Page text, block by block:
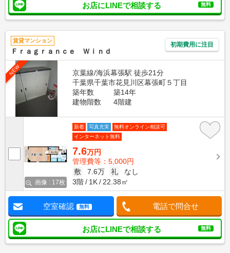
お店にLINEで相談する 無料
賃貸マンション
Ｆｒａｇｒａｎｃｅ Ｗｉｎｄ
初期費用に注目
NEW
京葉線/海浜幕張駅 徒歩21分
千葉県千葉市花見川区幕張町５丁目
築年数
築14年
建物階数
4階建
画像 : 17枚
新着 写真充実
無料オンライン相談可
インターネット無料
7.6万円
管理費等：5,000円
敷
7.6万 礼
なし
3階
1K 22.38㎡
空室確認 無料 電話で問合せ
お店にLINEで相談する 無料